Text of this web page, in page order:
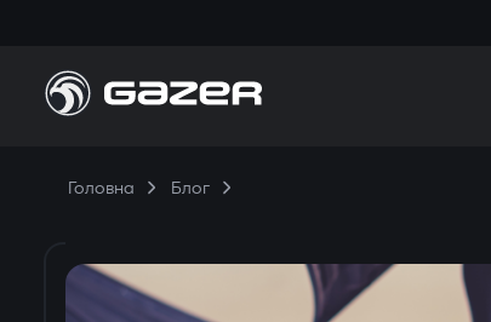
Головна Блог